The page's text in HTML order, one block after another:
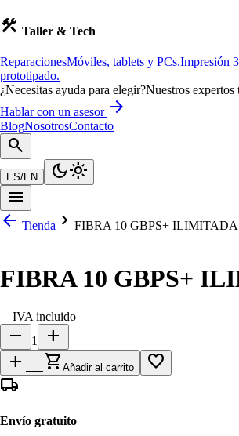
construction Taller & Tech
ReparacionesMóviles, tablets y PCs.Impresión
prototipado.
¿Necesitas ayuda para elegir?Nuestros expertos
Hablar con un asesor arrow_forward
BlogNosotrosContacto
search
ES/EN dark_modelight_mode
menu
arrow_back Tienda chevron_right FIBRA 10 GBPS+
FIBRA 10 GBPS+
—IVA incluido
remove 1
add
add_shopping_cart Añadir al carrito
favorite_border
local_shipping
Envío gratuito